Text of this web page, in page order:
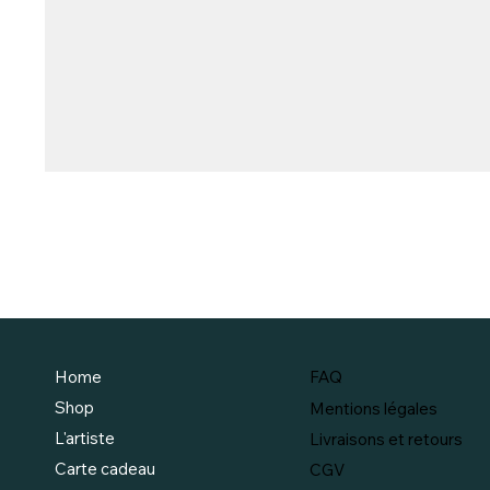
Home
Shop
L'artiste
Carte cadeau
FAQ
Mentions légales
Livraisons et retours
CGV